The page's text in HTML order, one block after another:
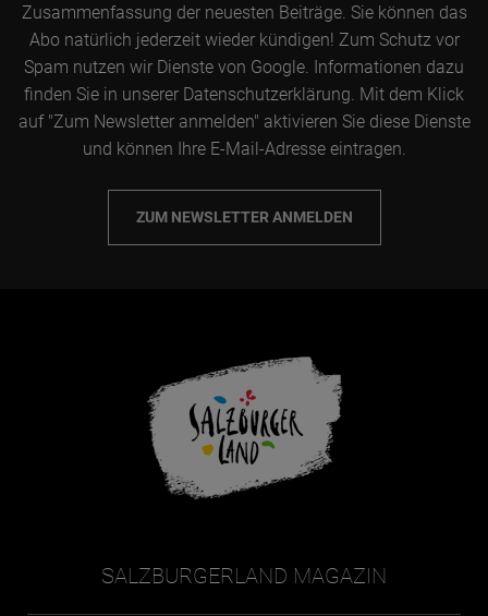
Zusammenfassung der neuesten Beiträge. Sie können das
Abo natürlich jederzeit wieder kündigen! Zum Schutz vor
Spam nutzen wir Dienste von Google. Informationen dazu
finden Sie in unserer Datenschutzerklärung. Mit dem Klick
auf "Zum Newsletter anmelden" aktivieren Sie diese Dienste
und können Ihre E-Mail-Adresse eintragen.
ZUM NEWSLETTER ANMELDEN
SALZBURGERLAND MAGAZIN